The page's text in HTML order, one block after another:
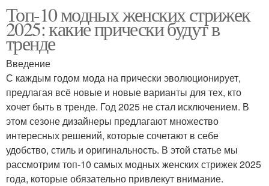
Топ-10 модных женских стрижек
2025: какие прически будут в
тренде
Введение
С каждым годом мода на прически эволюционирует,
предлагая всё новые и новые варианты для тех, кто
хочет быть в тренде. Год 2025 не стал исключением. В
этом сезоне дизайнеры предлагают множество
интересных решений, которые сочетают в себе
удобство, стиль и оригинальность. В этой статье мы
рассмотрим топ-10 самых модных женских стрижек 2025
года, которые обязательно привлекут внимание.